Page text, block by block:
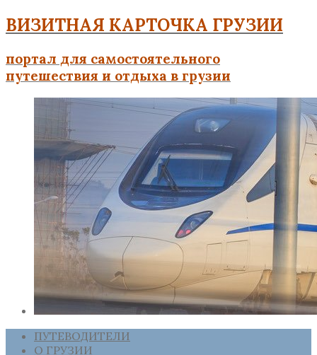
ВИЗИТНАЯ КАРТОЧКА ГРУЗИИ
портал для самостоятельного
путешествия и отдыха в грузии
ПУТЕВОДИТЕЛИ
О ГРУЗИИ